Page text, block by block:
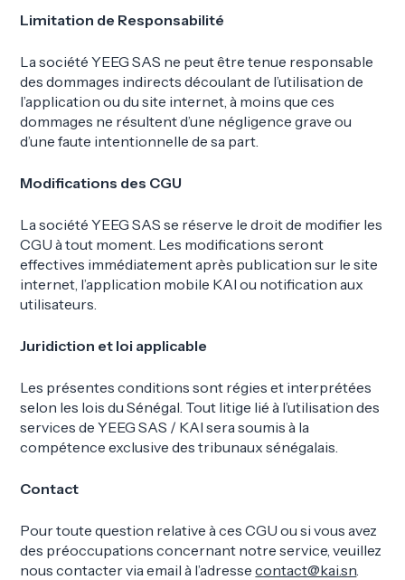
Limitation de Responsabilité
La société YEEG SAS ne peut être tenue responsable
des dommages indirects découlant de l’utilisation de
l’application ou du site internet, à moins que ces
dommages ne résultent d’une négligence grave ou
d’une faute intentionnelle de sa part.
Modifications des CGU
La société YEEG SAS se réserve le droit de modifier les
CGU à tout moment. Les modifications seront
effectives immédiatement après publication sur le site
internet, l’application mobile KAI ou notification aux
utilisateurs.
Juridiction et loi applicable
Les présentes conditions sont régies et interprétées
selon les lois du Sénégal. Tout litige lié à l’utilisation des
services de YEEG SAS / KAI sera soumis à la
compétence exclusive des tribunaux sénégalais.
Contact
Pour toute question relative à ces CGU ou si vous avez
des préoccupations concernant notre service, veuillez
nous contacter via email à l’adressecontact@kai.sn